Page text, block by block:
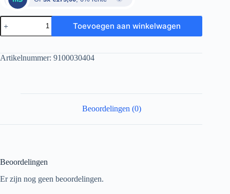
Toevoegen aan winkelwagen
Artikelnummer: 9100030404
Beoordelingen (0)
Beoordelingen
Er zijn nog geen beoordelingen.